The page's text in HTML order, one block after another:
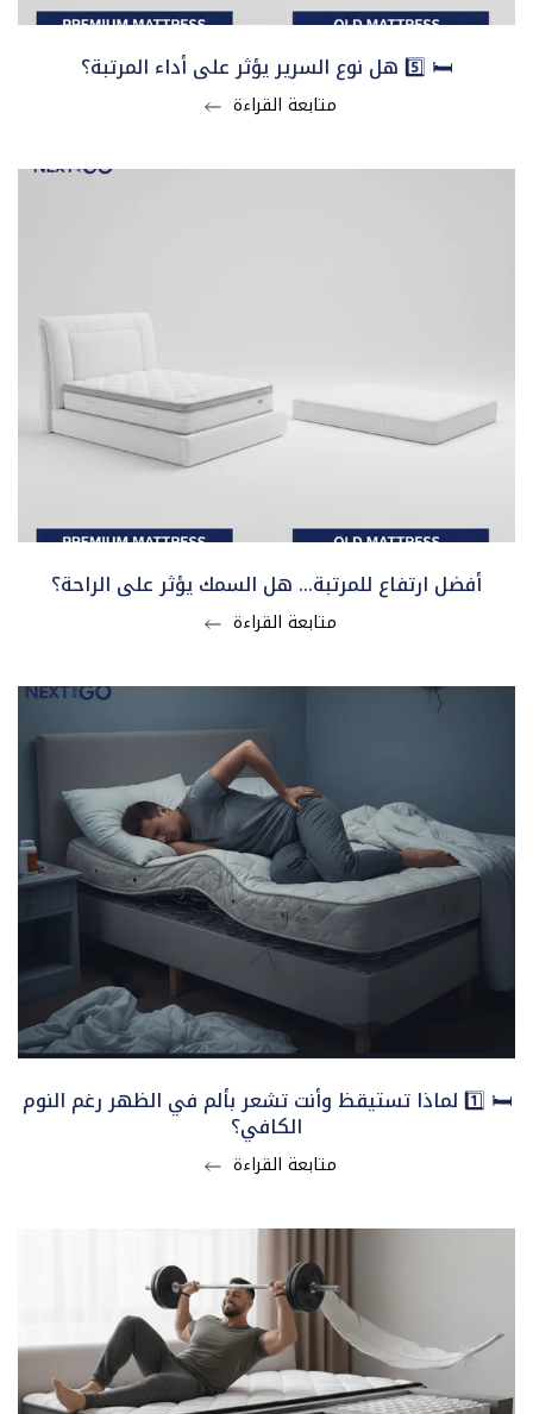
🛏️ 5️⃣ هل نوع السرير يؤثر على أداء المرتبة؟
متابعة القراءة
أفضل ارتفاع للمرتبة… هل السمك يؤثر على الراحة؟
متابعة القراءة
🛏️ 1️⃣ لماذا تستيقظ وأنت تشعر بألم في الظهر رغم النوم
الكافي؟
متابعة القراءة